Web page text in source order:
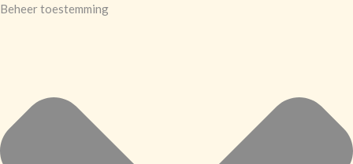
Beheer toestemming